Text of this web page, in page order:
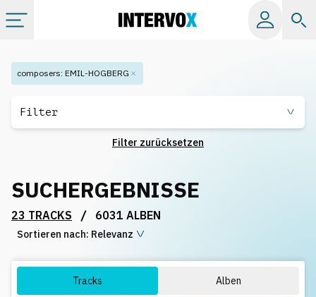
Kategorien
Playlists
Lizenzen
composers: EMIL-HOGBERG
Filter
Filter zurücksetzen
SUCHERGEBNISSE
23 TRACKS / 6031 ALBEN
Sortieren nach: Relevanz
Tracks Alben